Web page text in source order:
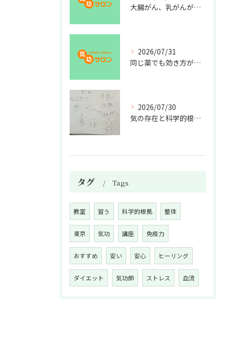
大腸がん、乳がんが増えた理由
2026/07/31
同じ薬でも効き方が違う？
2026/07/30
気の存在と科学的根拠の授業
タグ Tags
教室 習う 科学的根拠 整体
東京 気功 講座 免疫力
おすすめ 安い 安心 ヒーリング
ダイエット 気功師 ストレス 血流